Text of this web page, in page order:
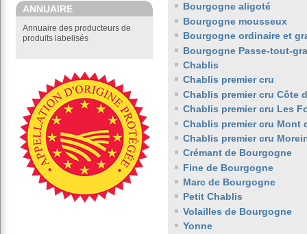
ANNUAIRE
Annuaire des producteurs de
produits labelisés
Bourgogne aligoté
Bourgogne mousseux
Bourgogne ordinaire et
Bourgogne Passe-tout-
Chablis
Chablis premier cru
Chablis premier cru Côte
Chablis premier cru Les
Chablis premier cru Mont
Chablis premier cru
Crémant de Bourgogne
Fine de Bourgogne
Marc de Bourgogne
Petit Chablis
Volailles de Bourgogne
Yonne